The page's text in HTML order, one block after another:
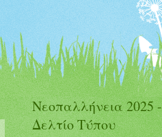
Νεοπαλλήνεια 2025 -
Δελτίο Τύπου